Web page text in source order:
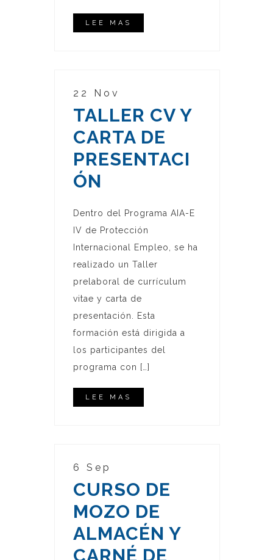
LEE MAS
22 Nov
TALLER CV Y
CARTA DE
PRESENTACI
ÓN
Dentro del Programa AIA-E
IV de Protección
Internacional Empleo, se ha
realizado un Taller
prelaboral de currículum
vitae y carta de
presentación. Esta
formación está dirigida a
los participantes del
programa con […]
LEE MAS
6 Sep
CURSO DE
MOZO DE
ALMACÉN Y
CARNÉ DE